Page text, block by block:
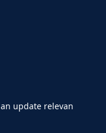
update relevan